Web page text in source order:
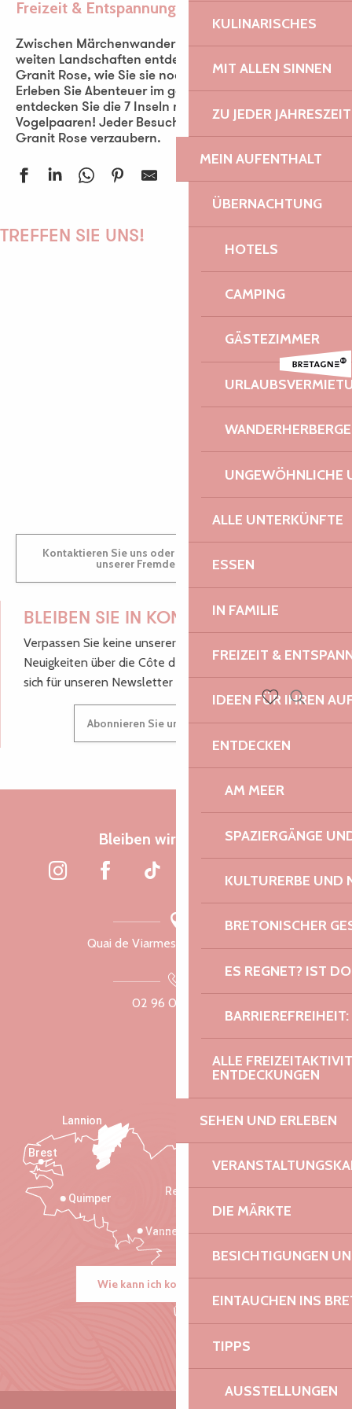
KULINARISCHES
MIT ALLEN SINNEN
ZU JEDER JAHRESZEIT
MEIN AUFENTHALT
ÜBERNACHTUNG
HOTELS
CAMPING
GÄSTEZIMMER
UNGEWÖHNLICHE
ALLE UNTERKÜNFTE
ESSEN
IN FAMILIE
FREIZEIT &
IDEEN FÜR IHREN
ENTDECKEN
AM MEER
SPAZIERGÄNGE
KULTURERBE UND
BRETONISCHER
ES REGNET? IST
ALLE
ENTDECKUNGEN
SEHEN UND ERLEBEN
DIE MÄRKTE
BESICHTIGUNGEN
EINTAUCHEN INS
TIPPS
AUSSTELLUNGEN
Voir les favoris
Freizeit & Entspannung
Ajouter aux favoris
Zwischen Märchenwanderungen, Festivals und
weiten Landschaften entdecken Sie die Côte de
Granit Rose, wie Sie sie noch nie gesehen haben!
Erleben Sie Abenteuer im gallischen Dorf und
entdecken Sie die 7 Inseln mit ihren 50.000
Vogelpaaren! Jeder Besuch wird Sie an der Côte de
Granit Rose verzaubern.
Orange Bleue
Parcours mouche du Losser sur le Léguer
Chasse au trésor de la Vallée du Léguer - Par les chemins
Yvon Dagorn - Conteur du Trégor Goëlo
TREFFEN SIE UNS!
PAULINE
AUDREY
GWENAËLLE
Kontaktieren Sie uns oder besuchen Sie uns in einem
unserer Fremdenverkehrsbüros.
BLEIBEN SIE IN KONTAKT!
Verpassen Sie keine unserer guten Tipps und
Neuigkeiten über die Côte de Granit Rose, melden Sie
sich für unseren Newsletter an.
Abonnieren Sie unseren Newsletter
Bleiben wir verbunden
Quai de Viarmes, 22300 Lannion
02 96 05 60 70
Saint-Malo
Rennes
Vannes
Quimper
Lannion
Brest
Wie kann ich kommen?